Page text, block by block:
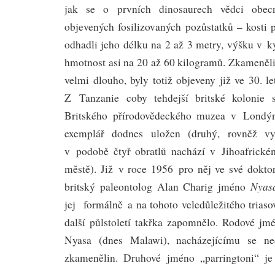
jak se o prvních dinosaurech vědci
objevených fosilizovaných pozůstatků – kosti
odhadli jeho délku na 2 až 3 metry, výšku v
hmotnost asi na 20 až 60 kilogramů.
velmi dlouho, byly totiž objeveny již ve 30.
Z Tanzanie coby tehdejší britské kolonie
Britského přírodovědeckého muzea v
exemplář dodnes uložen (druhý, rovněž
v podobě čtyř obratlů nachází v
městě). Již v roce 1956 pro něj ve své
britský paleontolog Alan Charig jméno
jej formálně a na tohoto veledůležitého
další půlstoletí takřka zapomnělo. Rodové
Nyasa (dnes Malawi), nacházejícímu se
zkamenělin. Druhové jméno „parringtoni“